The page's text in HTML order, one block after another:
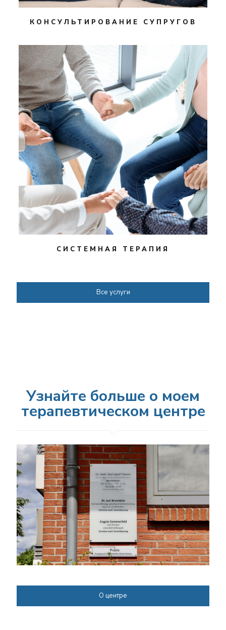
КОНСУЛЬТИРОВАНИЕ СУПРУГОВ
СИСТЕМНАЯ ТЕРАПИЯ
Все услуги
о моем терапевтическом
центре
О центре
Узнайте больше о моем
терапевтическом центре
О центре